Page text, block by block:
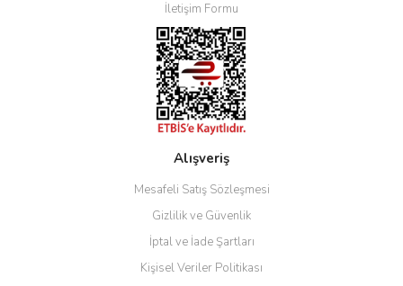
İletişim Formu
Alışveriş
Mesafeli Satış Sözleşmesi
Gizlilik ve Güvenlik
İptal ve İade Şartları
Kişisel Veriler Politikası